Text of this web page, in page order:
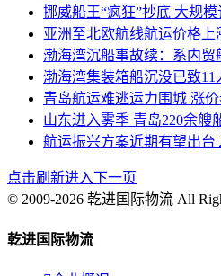
挪威船王“疯狂”抄底 大规
亚洲至北欧航线航运价格上
渤海湾沉船事故续：系内贸
渤海湾集装箱船沉没已致11
青岛航运难逃运力围城 涨
山东进入雾季 青岛220余艘
航运振兴方案近期有望出台
点击刷新进入下一页
© 2009-2026 乾进国际物流 All
乾进国际物流